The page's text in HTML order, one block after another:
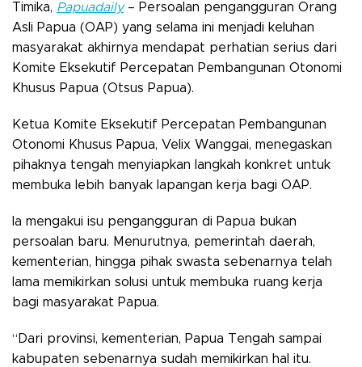
Timika, Papuadaily– Persoalan pengangguran Orang
Asli Papua (OAP) yang selama ini menjadi keluhan
masyarakat akhirnya mendapat perhatian serius dari
Komite Eksekutif Percepatan Pembangunan Otonomi
Khusus Papua (Otsus Papua).
Ketua Komite Eksekutif Percepatan Pembangunan
Otonomi Khusus Papua, Velix Wanggai, menegaskan
pihaknya tengah menyiapkan langkah konkret untuk
membuka lebih banyak lapangan kerja bagi OAP.
Ia mengakui isu pengangguran di Papua bukan
persoalan baru. Menurutnya, pemerintah daerah,
kementerian, hingga pihak swasta sebenarnya telah
lama memikirkan solusi untuk membuka ruang kerja
bagi masyarakat Papua.
“Dari provinsi, kementerian, Papua Tengah sampai
kabupaten sebenarnya sudah memikirkan hal itu.